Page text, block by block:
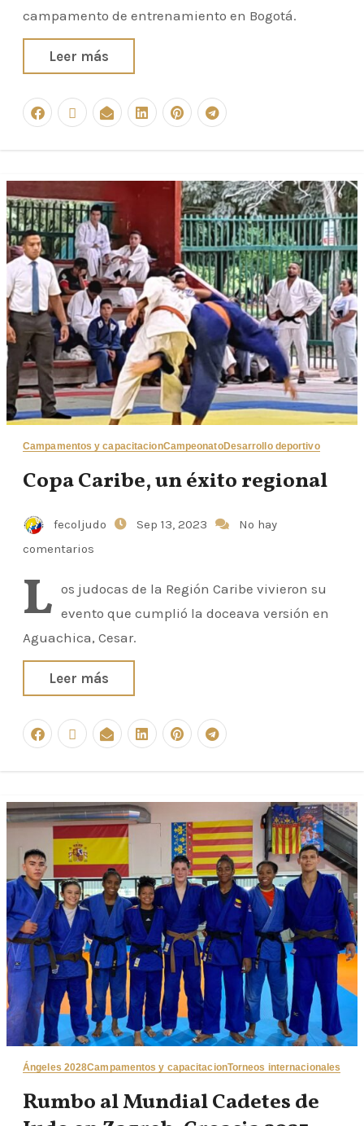
campamento de entrenamiento en Bogotá.
Leer más
Campamentos y capacitacionCampeonatoDesarrollo deportivo
Copa Caribe, un éxito regional
fecoljudo Sep 13, 2023
No hay
comentarios
L os judocas de la Región Caribe vivieron su
evento que cumplió la doceava versión en
Aguachica, Cesar.
Leer más
Ángeles 2028Campamentos y capacitacionTorneos internacionales
Rumbo al Mundial Cadetes de